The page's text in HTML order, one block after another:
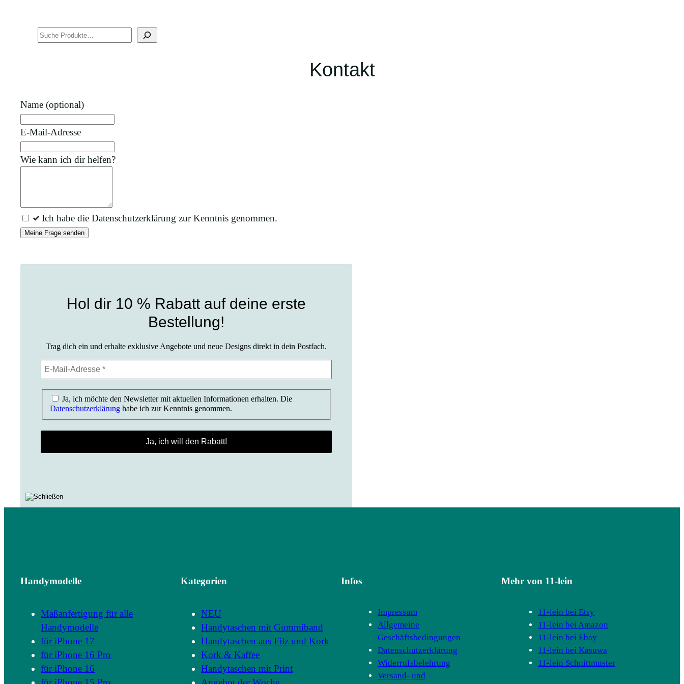
Kontakt
Lass
dieses
Feld
leer
Name (optional)
E-Mail-Adresse
Wie kann ich dir helfen?
Ich habe die Datenschutzerklärung zur Kenntnis genommen.
Meine Frage senden
Hol dir 10 % Rabatt auf deine erste
Bestellung!
Trag dich ein und erhalte exklusive Angebote und neue Designs direkt in dein Postfach.
Ja, ich möchte den Newsletter mit aktuellen Informationen erhalten. Die
Datenschutzerklärunghabe ich zur Kenntnis genommen.
Handymodelle
Maßanfertigung für alle
Handymodelle
für iPhone 17
für iPhone 16 Pro
für iPhone 16
Kategorien
NEU
Handytaschen mit Gummiband
Handytaschen aus Filz und Kork
Kork & Kaffee
Handytaschen mit Print
Infos
Impressum
Allgemeine
Geschäftsbedingungen
Datenschutzerklärung
Widerrufsbelehrung
Versand- und
Mehr von 11-lein
11-lein bei Etsy
11-lein bei Amazon
11-lein bei Ebay
11-lein bei Kasuwa
11-lein Schnittmuster